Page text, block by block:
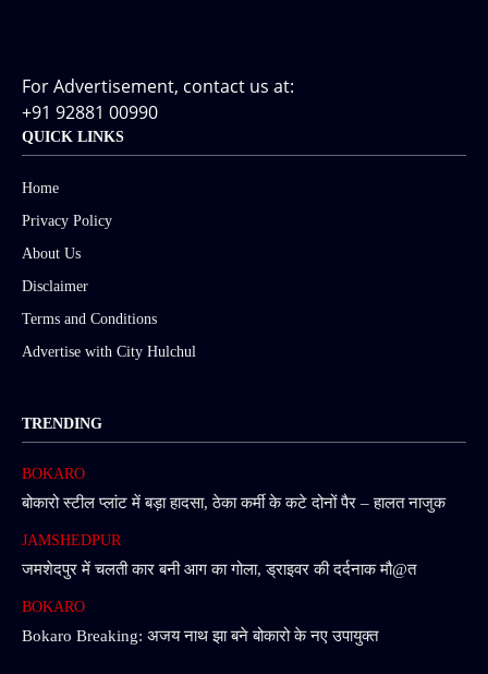
For Advertisement, contact us at:
+91 92881 00990
QUICK LINKS
Home
Privacy Policy
About Us
Disclaimer
Terms and Conditions
Advertise with City Hulchul
TRENDING
BOKARO
बोकारो स्टील प्लांट में बड़ा हादसा, ठेका कर्मी के कटे दोनों पैर – हालत नाजुक
JAMSHEDPUR
जमशेदपुर में चलती कार बनी आग का गोला, ड्राइवर की दर्दनाक मौ@त
BOKARO
Bokaro Breaking: अजय नाथ झा बने बोकारो के नए उपायुक्त